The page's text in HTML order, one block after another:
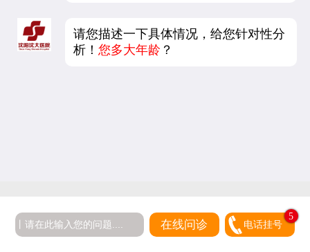
请您描述一下具体情况，给您针对性分
析！ 您多大年龄？
在线问诊 电话挂号
5